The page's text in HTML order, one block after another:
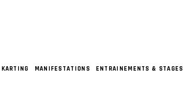
KARTING MANIFESTATIONS ENTRAINEMENTS & STAGES